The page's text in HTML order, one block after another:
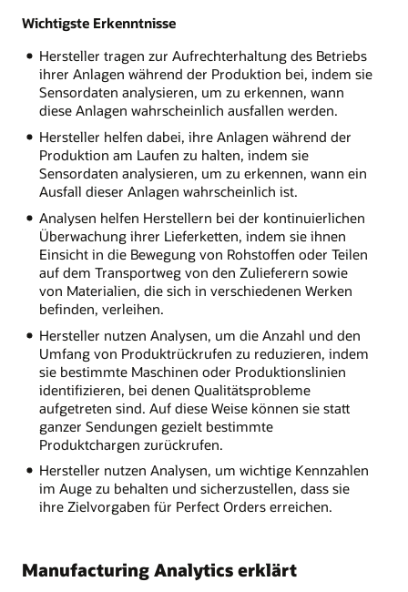
Wichtigste Erkenntnisse
Hersteller tragen zur Aufrechterhaltung des Betriebs
ihrer Anlagen während der Produktion bei, indem sie
Sensordaten analysieren, um zu erkennen, wann
diese Anlagen wahrscheinlich ausfallen werden.
Hersteller helfen dabei, ihre Anlagen während der
Produktion am Laufen zu halten, indem sie
Sensordaten analysieren, um zu erkennen, wann ein
Ausfall dieser Anlagen wahrscheinlich ist.
Analysen helfen Herstellern bei der kontinuierlichen
Überwachung ihrer Lieferketten, indem sie ihnen
Einsicht in die Bewegung von Rohstoffen oder Teilen
auf dem Transportweg von den Zulieferern sowie
von Materialien, die sich in verschiedenen Werken
befinden, verleihen.
Hersteller nutzen Analysen, um die Anzahl und den
Umfang von Produktrückrufen zu reduzieren, indem
sie bestimmte Maschinen oder Produktionslinien
identifizieren, bei denen Qualitätsprobleme
aufgetreten sind. Auf diese Weise können sie statt
ganzer Sendungen gezielt bestimmte
Produktchargen zurückrufen.
Hersteller nutzen Analysen, um wichtige Kennzahlen
im Auge zu behalten und sicherzustellen, dass sie
ihre Zielvorgaben für Perfect Orders erreichen.
Manufacturing Analytics erklärt